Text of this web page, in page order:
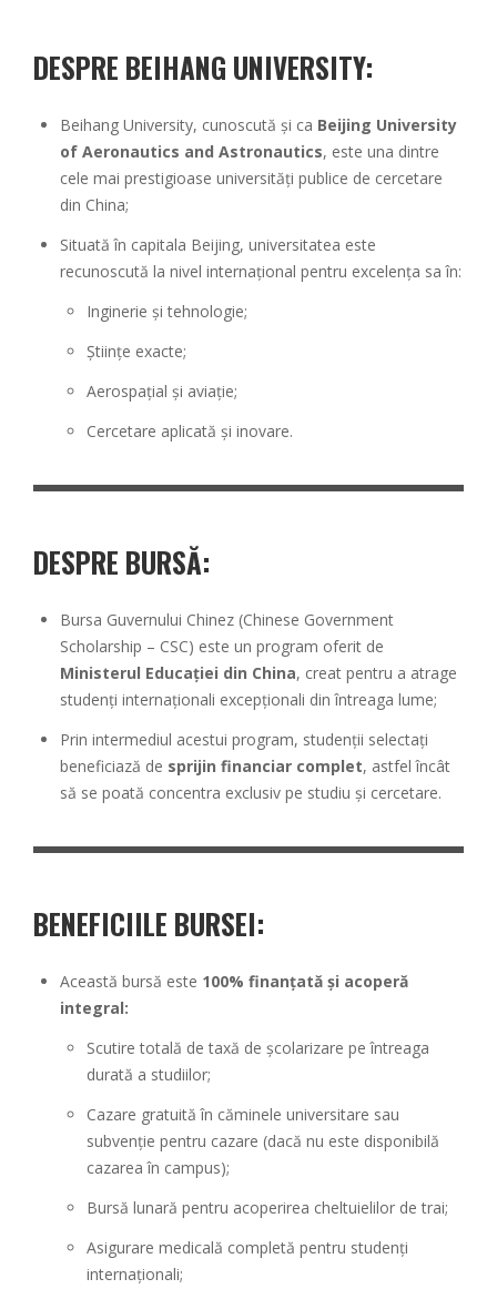
DESPRE BEIHANG UNIVERSITY:
Beihang University, cunoscută și ca Beijing University
of Aeronautics and Astronautics, este una dintre
cele mai prestigioase universități publice de cercetare
din China;
Situată în capitala Beijing, universitatea este
recunoscută la nivel internațional pentru excelența sa în:
Inginerie și tehnologie;
Științe exacte;
Aerospațial și aviație;
Cercetare aplicată și inovare.
DESPRE BURSĂ:
Bursa Guvernului Chinez (Chinese Government
Scholarship – CSC) este un program oferit de
Ministerul Educației din China, creat pentru a atrage
studenți internaționali excepționali din întreaga lume;
Prin intermediul acestui program, studenții selectați
beneficiază de sprijin financiar complet, astfel încât
să se poată concentra exclusiv pe studiu și cercetare.
BENEFICIILE BURSEI:
Această bursă este 100% finanțată și acoperă
integral:
Scutire totală de taxă de școlarizare pe întreaga
durată a studiilor;
Cazare gratuită în căminele universitare sau
subvenție pentru cazare (dacă nu este disponibilă
cazarea în campus);
Bursă lunară pentru acoperirea cheltuielilor de trai;
Asigurare medicală completă pentru studenți
internaționali;